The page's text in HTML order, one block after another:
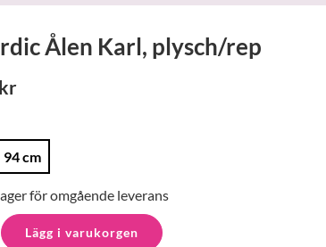
Ålen Karl, plysch/rep
94 cm
för omgående leverans
Lägg i varukorgen